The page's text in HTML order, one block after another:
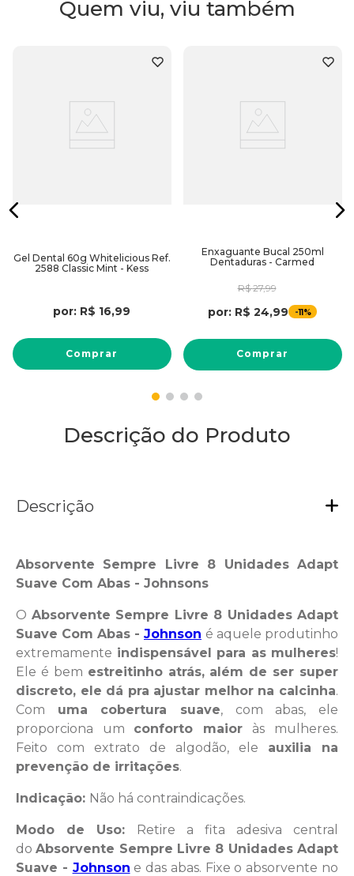
Quem viu, viu também
Gel Dental 60g Whitelicious Ref.
2588 Classic Mint - Kess
por: R$ 16,99
Comprar
Enxaguante Bucal 250ml
Dentaduras - Carmed
R$ 27,99
por: R$ 24,99 -11%
Comprar
Descrição do Produto
Descrição
Absorvente Sempre Livre 8 Unidades Adapt
Suave Com Abas - Johnsons
O Absorvente Sempre Livre 8 Unidades Adapt
Suave Com Abas - Johnson é aquele produtinho
extremamente indispensável para as mulheres!
Ele é bem estreitinho atrás, além de ser super
discreto, ele dá pra ajustar melhor na calcinha.
Com uma cobertura suave, com abas, ele
proporciona um conforto maior às mulheres.
Feito com extrato de algodão, ele auxilia na
prevenção de irritações.
Indicação: Não há contraindicações.
Modo de Uso: Retire a fita adesiva central
doAbsorvente Sempre Livre 8 Unidades Adapt
Suave - Johnson e das abas. Fixe o absorvente no